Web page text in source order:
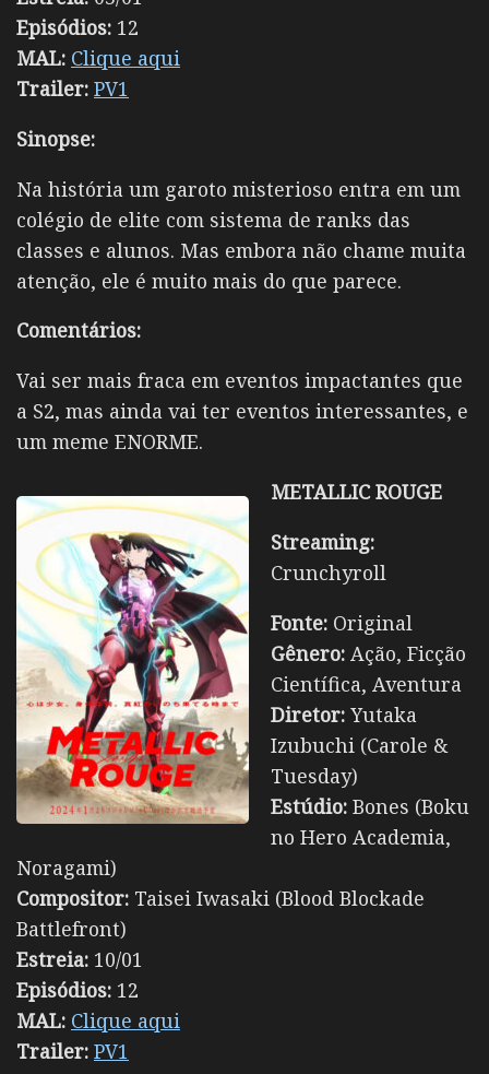
Episódios: 12
MAL: Clique aqui
Trailer: PV1
Sinopse:
Na história um garoto misterioso entra em um
colégio de elite com sistema de ranks das
classes e alunos. Mas embora não chame muita
atenção, ele é muito mais do que parece.
Comentários:
Vai ser mais fraca em eventos impactantes que
a S2, mas ainda vai ter eventos interessantes, e
um meme ENORME.
METALLIC ROUGE
Streaming:
Crunchyroll
Fonte: Original
Gênero: Ação, Ficção
Científica, Aventura
Diretor: Yutaka
Izubuchi (Carole &
Tuesday)
Estúdio: Bones (Boku
no Hero Academia,
Noragami)
Compositor: Taisei Iwasaki (Blood Blockade
Battlefront)
Estreia: 10/01
Episódios: 12
MAL: Clique aqui
Trailer: PV1